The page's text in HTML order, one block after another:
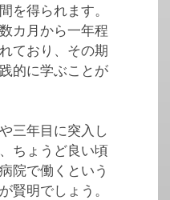
を得られます。
カ月から一年程
ており、その期
的に学ぶことが
三年目に突入し
ちょうど良い頃
院で働くという
賢明でしょう。